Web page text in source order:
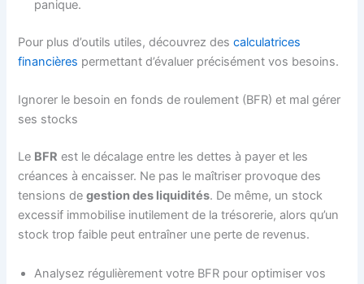
panique.
Pour plus d’outils utiles, découvrez descalculatrices
financières permettant d’évaluer précisément vos besoins.
Ignorer le besoin en fonds de roulement (BFR) et mal gérer
ses stocks
Le BFR est le décalage entre les dettes à payer et les
créances à encaisser. Ne pas le maîtriser provoque des
tensions degestion des liquidités. De même, un stock
excessif immobilise inutilement de la trésorerie, alors qu’un
stock trop faible peut entraîner une perte de revenus.
Analysez régulièrement votre BFR pour optimiser vos